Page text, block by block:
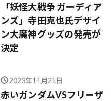
「妖怪大戦争 ガーディア
ンズ」寺田克也氏デザイ
ン大魔神グッズの発売が
決定
2023年11月21日
赤いガンダムVSフリーザ